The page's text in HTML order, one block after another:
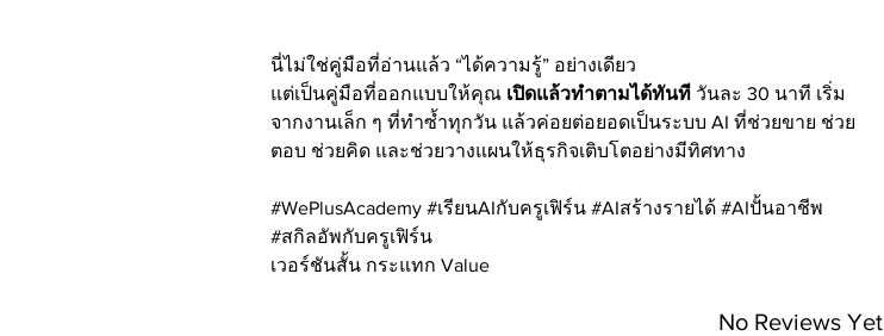
นี่ไม่ใช่คู่มือที่อ่านแล้ว “ได้ความรู้” อย่างเดียว
แต่เป็นคู่มือที่ออกแบบให้คุณ เปิดแล้วทำตามได้ทันที วันละ 30 นาที เริ่ม
จากงานเล็ก ๆ ที่ทำซ้ำทุกวัน แล้วค่อยต่อยอดเป็นระบบ AI ที่ช่วยขาย ช่วย
ตอบ ช่วยคิด และช่วยวางแผนให้ธุรกิจเติบโตอย่างมีทิศทาง
#WePlusAcademy #เรียนAIกับครูเฟิร์น #AIสร้างรายได้ #AIปั้นอาชีพ
#สกิลอัพกับครูเฟิร์น
เวอร์ชันสั้น กระแทก Value
No Reviews Yet